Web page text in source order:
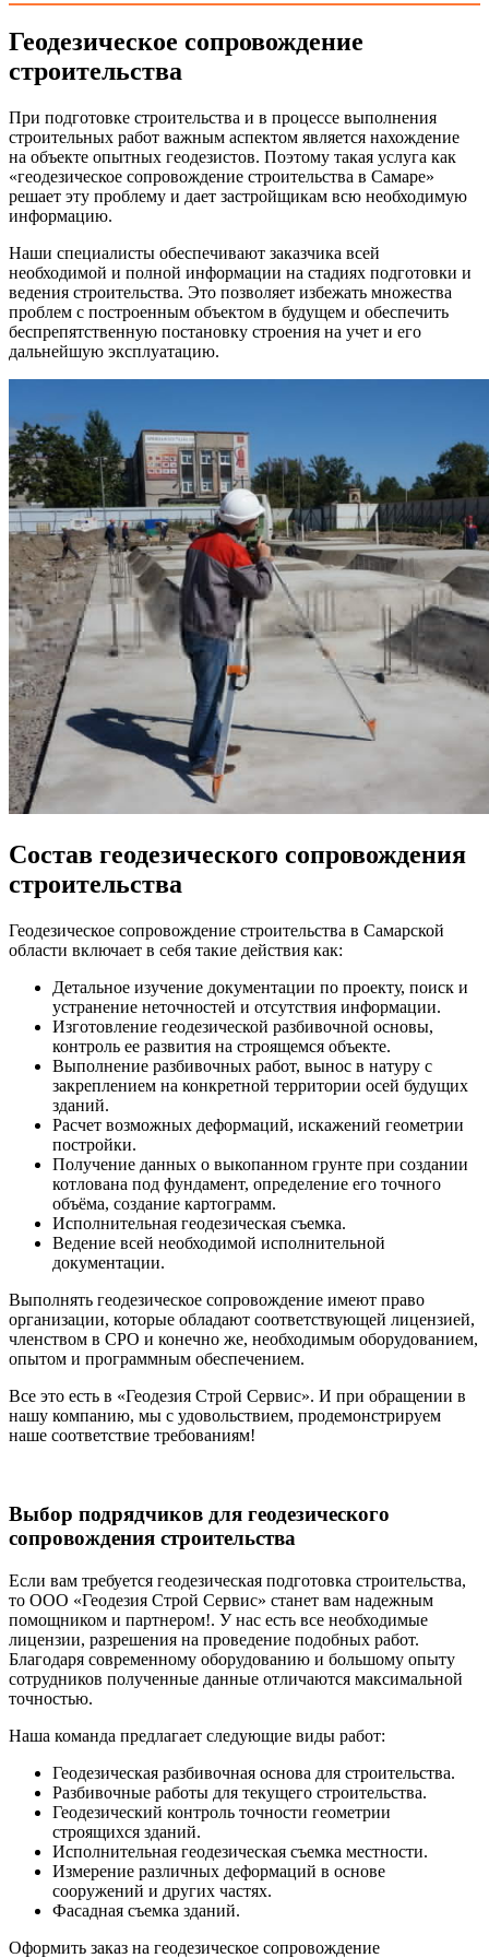
Геодезическое сопровождение
строительства
При подготовке строительства и в процессе выполнения
строительных работ важным аспектом является нахождение
на объекте опытных геодезистов. Поэтому такая услуга как
«геодезическое сопровождение строительства в Самаре»
решает эту проблему и дает застройщикам всю необходимую
информацию.
Наши специалисты обеспечивают заказчика всей
необходимой и полной информации на стадиях подготовки и
ведения строительства. Это позволяет избежать множества
проблем с построенным объектом в будущем и обеспечить
беспрепятственную постановку строения на учет и его
дальнейшую эксплуатацию.
Состав геодезического сопровождения
строительства
Геодезическое сопровождение строительства в Самарской
области включает в себя такие действия как:
Детальное изучение документации по проекту, поиск и
устранение неточностей и отсутствия информации.
Изготовление геодезической разбивочной основы,
контроль ее развития на строящемся объекте.
Выполнение разбивочных работ, вынос в натуру с
закреплением на конкретной территории осей будущих
зданий.
Расчет возможных деформаций, искажений геометрии
постройки.
Получение данных о выкопанном грунте при создании
котлована под фундамент, определение его точного
объёма, создание картограмм.
Исполнительная геодезическая съемка.
Ведение всей необходимой исполнительной
документации.
Выполнять геодезическое сопровождение имеют право
организации, которые обладают соответствующей лицензией,
членством в СРО и конечно же, необходимым оборудованием,
опытом и программным обеспечением.
Все это есть в «Геодезия Строй Сервис». И при обращении в
нашу компанию, мы с удовольствием, продемонстрируем
наше соответствие требованиям!
Выбор подрядчиков для геодезического
сопровождения строительства
Если вам требуется геодезическая подготовка строительства,
то ООО «Геодезия Строй Сервис» станет вам надежным
помощником и партнером!. У нас есть все необходимые
лицензии, разрешения на проведение подобных работ.
Благодаря современному оборудованию и большому опыту
сотрудников полученные данные отличаются максимальной
точностью.
Наша команда предлагает следующие виды работ:
Геодезическая разбивочная основа для строительства.
Разбивочные работы для текущего строительства.
Геодезический контроль точности геометрии
строящихся зданий.
Исполнительная геодезическая съемка местности.
Измерение различных деформаций в основе
сооружений и других частях.
Фасадная съемка зданий.
Оформить заказ на геодезическое сопровождение